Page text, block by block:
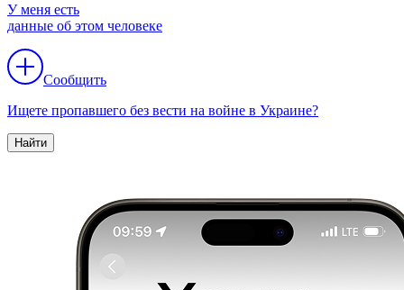
У меня есть
данные об этом человеке
Сообщить
Ищете пропавшего без вести на войне в Украине?
Найти